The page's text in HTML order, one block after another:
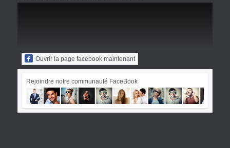
Ouvrir la page facebook maintenant
Rejoindre notre communauté FaceBook